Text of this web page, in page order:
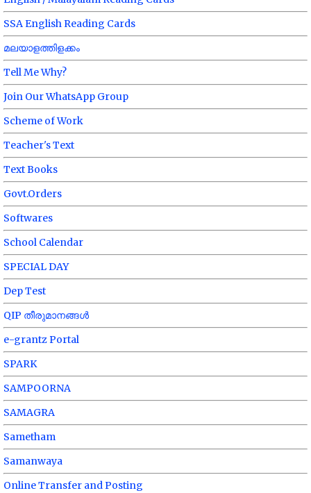
SSA English Reading Cards
മലയാളത്തിളക്കം
Tell Me Why?
Join Our WhatsApp Group
Scheme of Work
Teacher's Text
Text Books
Govt.Orders
Softwares
School Calendar
SPECIAL DAY
Dep Test
QIP തീരുമാനങ്ങൾ
e-grantz Portal
SPARK
SAMPOORNA
SAMAGRA
Sametham
Samanwaya
Online Transfer and Posting